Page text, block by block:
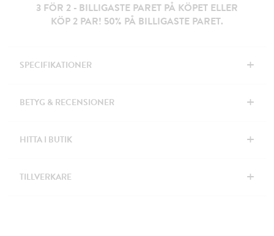
3 FÖR 2 - BILLIGASTE PARET PÅ KÖPET ELLER
KÖP 2 PAR! 50% PÅ BILLIGASTE PARET.
SPECIFIKATIONER +
BETYG & RECENSIONER +
HITTA I BUTIK +
TILLVERKARE +